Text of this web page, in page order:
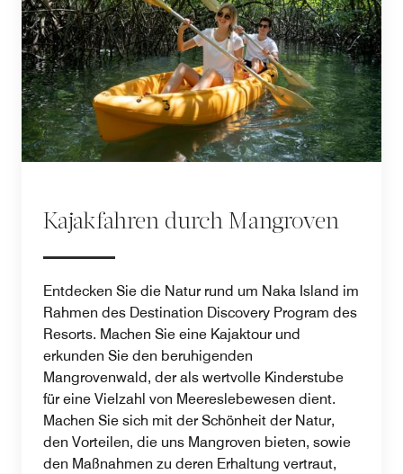
Kajakfahren durch Mangroven
Entdecken Sie die Natur rund um Naka Island im
Rahmen des Destination Discovery Program des
Resorts. Machen Sie eine Kajaktour und
erkunden Sie den beruhigenden
Mangrovenwald, der als wertvolle Kinderstube
für eine Vielzahl von Meereslebewesen dient.
Machen Sie sich mit der Schönheit der Natur,
den Vorteilen, die uns Mangroven bieten, sowie
den Maßnahmen zu deren Erhaltung vertraut,